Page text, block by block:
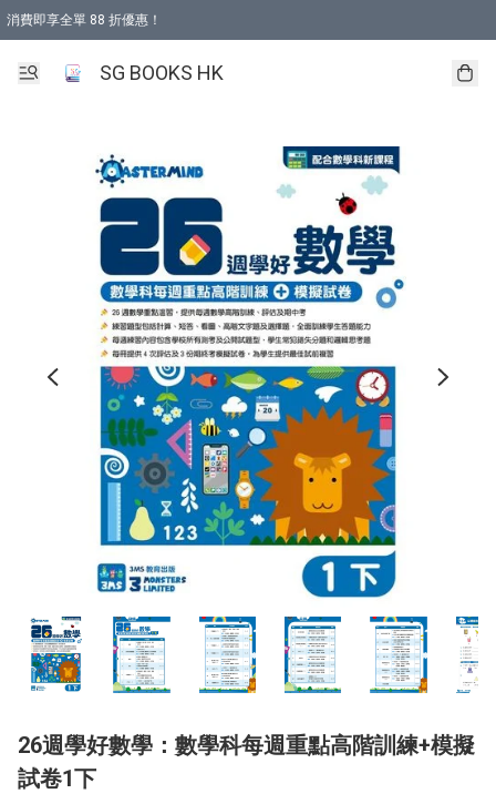
消費即享全單 88 折優惠！
SG BOOKS HK
26週學好數學：數學科每週重點高階訓練+模擬
試卷1下